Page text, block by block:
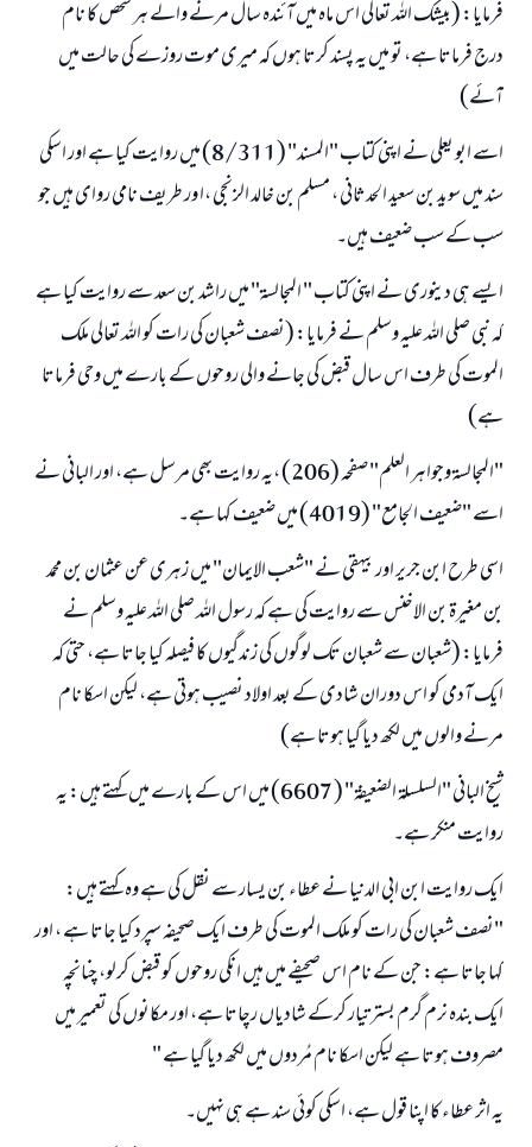
فرمایا: (بیشک اللہ تعالی اس ماہ میں آئندہ سال مرنے والے ہر شخص کا نام
درج فرماتا ہے، تو میں یہ پسند کرتا ہوں کہ میری موت روزے کی حالت میں
آئے)
اسے ابو یعلی نے اپنی کتاب "المسند" (8/311) میں روایت کیا ہے اور اسکی
سند میں سويد بن سعيد الحدثانی ، مسلم بن خالد الزنجی ،ا ور طريف نامی روای ہیں جو
سب کے سب ضعیف ہیں۔
ایسے ہی دینوری نے اپنی کتاب " المجالسۃ" میں راشد بن سعد سے روایت کیا ہے
کہ نبی صلی اللہ علیہ وسلم نے فرمایا: (نصف شعبان کی رات کو اللہ تعالی ملک
الموت کی طرف اس سال قبض کی جانے والی روحوں کے بارے میں وحی فرماتا
ہے)
"المجالسة وجواهر العلم" صفحہ (206) ،یہ روایت بھی مرسل ہے، اور البانی نے
اسے "ضعيف الجامع" (4019) میں ضعیف کہا ہے۔
اسی طرح ابن جریر اور بیہقی نے "شعب الایمان" میں زہری عن عثمان بن محمد
بن مغيرة بن الاخنس سے روایت کی ہے کہ رسول اللہ صلی اللہ علیہ وسلم نے
فرمایا: (شعبان سے شعبان تک لوگوں کی زندگیوں کا فیصلہ کیا جاتا ہے، حتی کہ
ایک آدمی کو اس دوران شادی کے بعد اولاد نصیب ہوتی ہے، لیکن اسکا نام
مرنے والوں میں لکھ دیا گیا ہوتا ہے)
شیخ البانی "السلسلة الضعيفة" ( 6607) میں اس کے بارے میں کہتے ہیں: یہ
روایت منکر ہے۔
ایک روایت ابن ابی الدنیا نے عطاء بن یسار سے نقل کی ہے وہ کہتے ہیں:
"نصف شعبان کی رات کو ملک الموت کی طرف ایک صحیفہ سپرد کیا جاتا ہے ، اور
کہا جاتا ہے: جن کے نام اس صحیفے میں ہیں انکی روحوں کو قبض کرلو، چنانچہ
ایک بندہ نرم گرم بستر تیار کرکے شادیاں رچاتا ہے، اور مکانوں کی تعمیر میں
مصروف ہوتا ہے لیکن اسکا نام مُردوں میں لکھ دیا گیا ہے "
یہ اثر عطاء کا اپنا قول ہے، اسکی کوئی سند ہے ہی نہیں۔
جواب نمبر 110845 نے نکاح ٹوٹنے سے بچایا۔
امت مسلمہ کے واسطے جوابات پیش کرنے کے لیے ہماری مدد کریں
(مسلم : 1893)
ابھی تعاون کریں